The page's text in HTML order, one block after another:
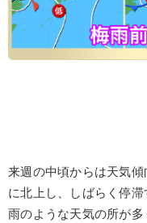
来週の中頃からは天気
に北上し、しばらく停
雨のような天気の所が多